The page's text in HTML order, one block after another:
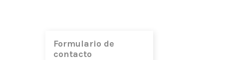
Formulario de
contacto